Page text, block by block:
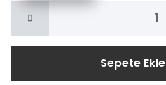
Sepete Ekle